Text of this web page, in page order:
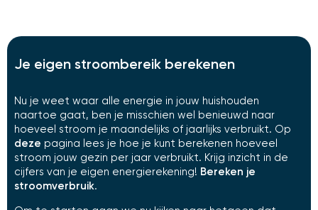
Je eigen stroombereik berekenen
Nu je weet waar alle energie in jouw huishouden
naartoe gaat, ben je misschien wel benieuwd naar
hoeveel stroom je maandelijks of jaarlijks verbruikt. Op
deze pagina lees je hoe je kunt berekenen hoeveel
stroom jouw gezin per jaar verbruikt. Krijg inzicht in de
cijfers van je eigen energierekening! Bereken je
stroomverbruik.